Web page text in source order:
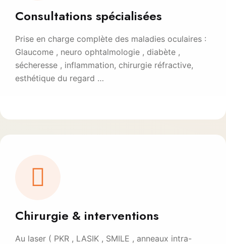
Consultations spécialisées
Prise en charge complète des maladies oculaires :
Glaucome , neuro ophtalmologie , diabète ,
sécheresse , inflammation, chirurgie réfractive,
esthétique du regard …
Chirurgie & interventions
Au laser ( PKR , LASIK , SMILE , anneaux intra-